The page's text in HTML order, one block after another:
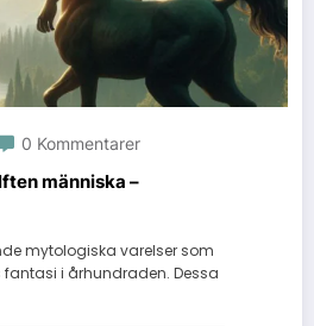
0 Kommentarer
människa –
mytologiska varelser som
i århundraden. Dessa